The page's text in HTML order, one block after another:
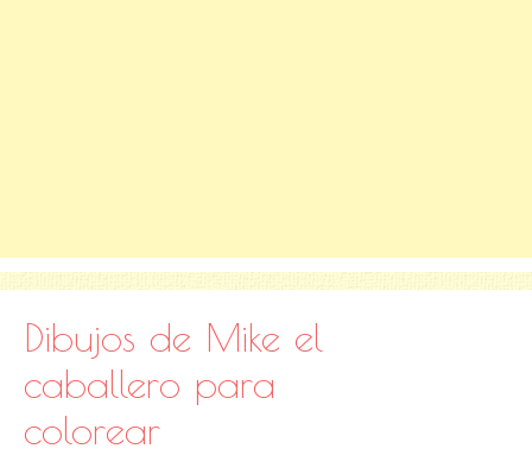
Dibujos de Mike el
caballero para
colorear